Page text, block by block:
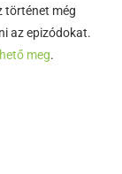
történet még
az epizódokat.
meg.